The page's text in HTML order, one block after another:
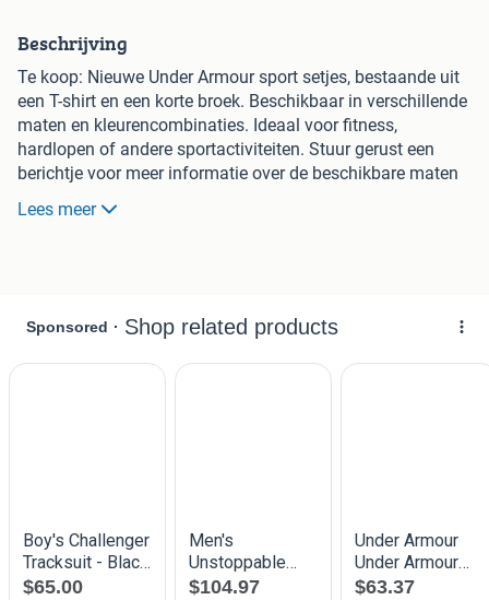
Beschrijving
Te koop: Nieuwe Under Armour sport setjes, bestaande uit
een T-shirt en een korte broek. Beschikbaar in verschillende
maten en kleurencombinaties. Ideaal voor fitness,
hardlopen of andere sportactiviteiten. Stuur gerust een
berichtje voor meer informatie over de beschikbare maten
en kleuren.
Lees meer